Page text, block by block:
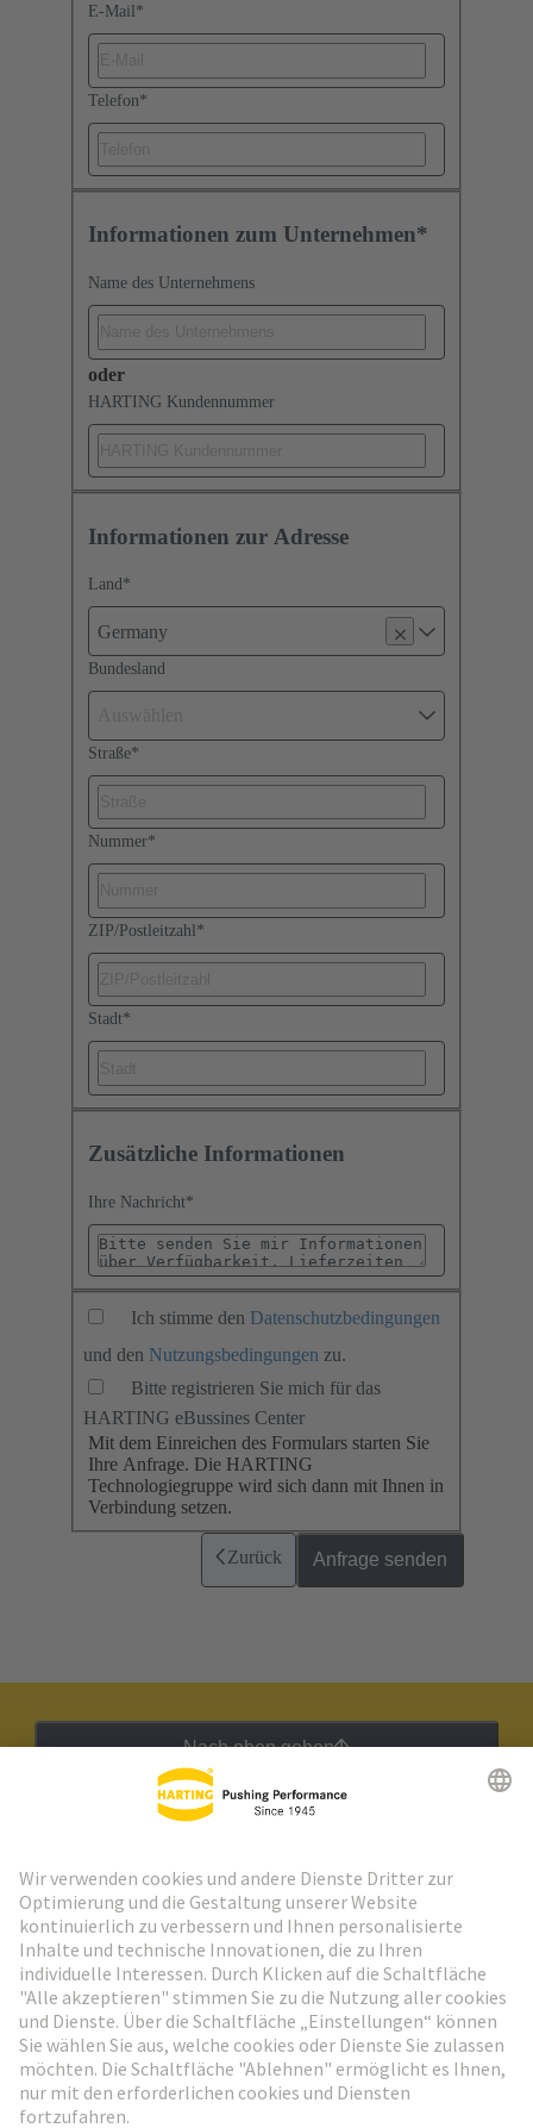
E-Mail *
Telefon*
Informationen zum Unternehmen*
Name des Unternehmens
oder
HARTING Kundennummer
Informationen zur Adresse
Land *
Germany
Bundesland
Straße*
Nummer*
ZIP/Postleitzahl *
Stadt*
Zusätzliche Informationen
Ihre Nachricht*
Ich stimme den Datenschutzbedingungen
und den Nutzungsbedingungen zu.
Bitte registrieren Sie mich für das
HARTING eBussines Center
Mit dem Einreichen des Formulars starten Sie
Ihre Anfrage. Die HARTING
Technologiegruppe wird sich dann mit Ihnen in
Verbindung setzen.
Zurück Anfrage senden
Nach oben gehen
Weiter zur Anmeldung
Social Media